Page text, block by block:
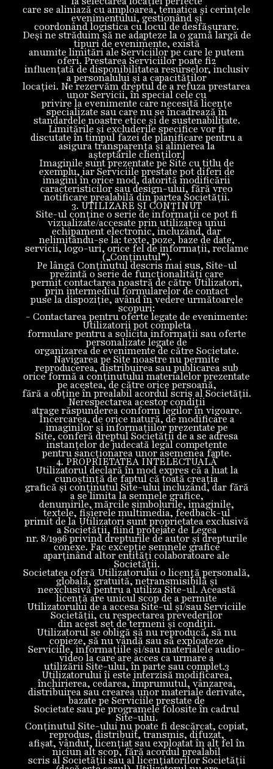
care se aliniază cu amploarea, tematica și cerințele
evenimentului, gestionând și
coordonând logistica cu locul de desfășurare.
Deși ne străduim să ne adapteze la o gamă largă de
tipuri de evenimente, există
anumite limitări ale Serviciilor pe care le putem
oferi. Prestarea Serviciilor poate fi2
influențată de disponibilitatea resurselor, inclusiv
a personalului și a capacităților
locației. Ne rezervăm dreptul de a refuza prestarea
unor Servicii, în special cele cu
privire la evenimente care necesită licențe
specializate sau care nu se încadrează în
standardele noastre etice și de sustenabilitate.
Limitările și excluderile specifice vor fi
discutate în timpul fazei de planificare pentru a
asigura transparența și alinierea la
așteptările clienților.]
Imaginile sunt prezentate pe Site cu titlu de
exemplu, iar Serviciile prestate pot diferi de
imagini în orice mod, datorită modificării
caracteristicilor sau design-ului, fără vreo
notificare prealabilă din partea Societății.
3. UTILIZARE ȘI CONȚINUT
Site-ul conține o serie de informații ce pot fi
vizualizate/accesate prin utilizarea unui
echipament electronic, incluzând, dar
nelimitându-se la: texte, poze, baze de date,
servicii, logo-uri, orice fel de informații, reclame
(„Conținutul”).
Pe lângă Conținutul descris mai sus, Site-ul
prezintă o serie de funcționalități care
permit contactarea noastră de către Utilizatori,
prin intermediul formularelor de contact
puse la dispoziție, având în vedere următoarele
scopuri:
- Contactarea pentru oferte legate de evenimente:
Utilizatorii pot completa
formulare pentru a solicita informații sau oferte
personalizate legate de
organizarea de evenimente de către Societate.
Navigarea pe Site noastre nu permite
reproducerea, distribuirea sau publicarea sub
orice formă a conținutului materialelor prezentate
pe acestea, de către orice persoană,
fără a obține în prealabil acordul scris al Societății.
Nerespectarea acestor condiții
atrage răspunderea conform legilor în vigoare.
Încercarea, de orice natură, de modificare a
imaginilor și informațiilor prezentate pe
Site, conferă dreptul Societății de a se adresa
instanțelor de judecată legal competente
pentru sancționarea unor asemenea fapte.
4. PROPRIETATEA INTELECTUALĂ
Utilizatorul declară în mod expres că a luat la
cunoștinţă de faptul că toată creația
grafică și conținutul Site-ului incluzând, dar fără
a se limita la semnele grafice,
denumirile, mărcile simbolurile, imaginile,
textele, fișierele multimedia, feedback-ul
primit de la Utilizatori sunt proprietatea exclusivă
a Societății, fiind protejate de Legea
nr. 8/1996 privind drepturile de autor şi drepturile
conexe. Fac excepție semnele grafice
aparținând altor entități colaboratoare ale
Societății.
Societatea oferă Utilizatorului o licență personală,
globală, gratuită, netransmisibilă şi
neexclusivă pentru a utiliza Site-ul. Această
licență are unicul scop de a permite
Utilizatorului de a accesa Site-ul și/sau Serviciile
Societății, cu respectarea prevederilor
din acest set de termeni și condiții.
Utilizatorul se obligă să nu reproducă, să nu
copieze, să nu vândă sau să exploateze
Serviciile, informaţiile și/sau materialele audio-
video la care are acces ca urmare a
utilizării Site-ului, în parte sau complet.3
Utilizatorului îi este interzisă modificarea,
închirierea, cedarea, împrumutul, vânzarea,
distribuirea sau crearea unor materiale derivate,
bazate pe Serviciile prestate de
Societate sau pe programele folosite în cadrul
Site-ului.
Conținutul Site-ului nu poate fi descărcat, copiat,
reprodus, distribuit, transmis, difuzat,
afișat, vândut, licenţiat sau exploatat în alt fel în
niciun alt scop, fără acordul prealabil
scris al Societății sau al licenţiatorilor Societății